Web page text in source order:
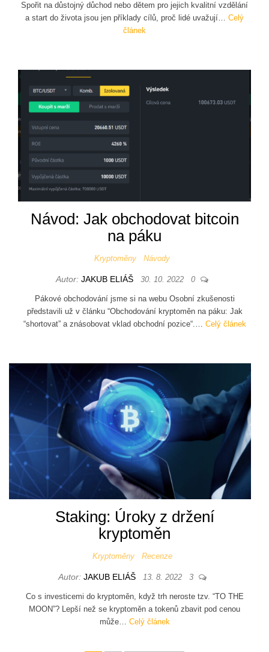
Spořit na důstojný důchod nebo dětem pro jejich kvalitní vzdělání
a start do života jsou jen příklady cílů, proč lidé uvažují… Celý
článek
Návod: Jak obchodovat bitcoin
na páku
Kryptoměny Návody
Autor: JAKUB ELIÁŠ 30. 10. 2022 0
Pákové obchodování jsme si na webu Osobní zkušenosti
představili už v článku “Obchodování kryptoměn na páku: Jak
“shortovat” a znásobovat vklad obchodní pozice“.… Celý článek
Staking: Úroky z držení
kryptoměn
Kryptoměny Recenze
Autor: JAKUB ELIÁŠ 13. 8. 2022 3
Co s investicemi do kryptoměn, když trh neroste tzv. “TO THE
MOON”? Lepší než se kryptoměn a tokenů zbavit pod cenou
může… Celý článek